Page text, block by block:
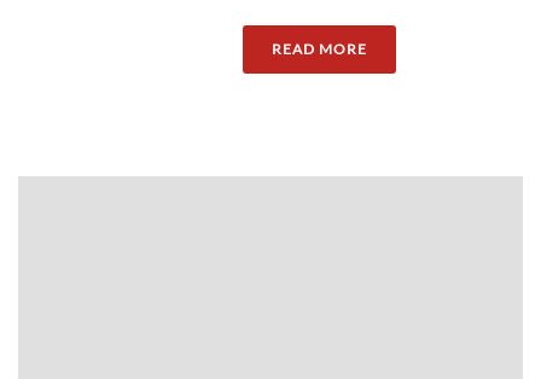
READ MORE